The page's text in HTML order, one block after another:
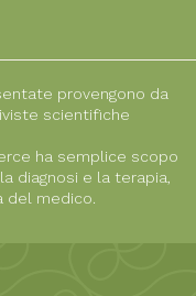
provengono da
scientifiche
ha semplice scopo
diagnosi e la terapia,
del medico.